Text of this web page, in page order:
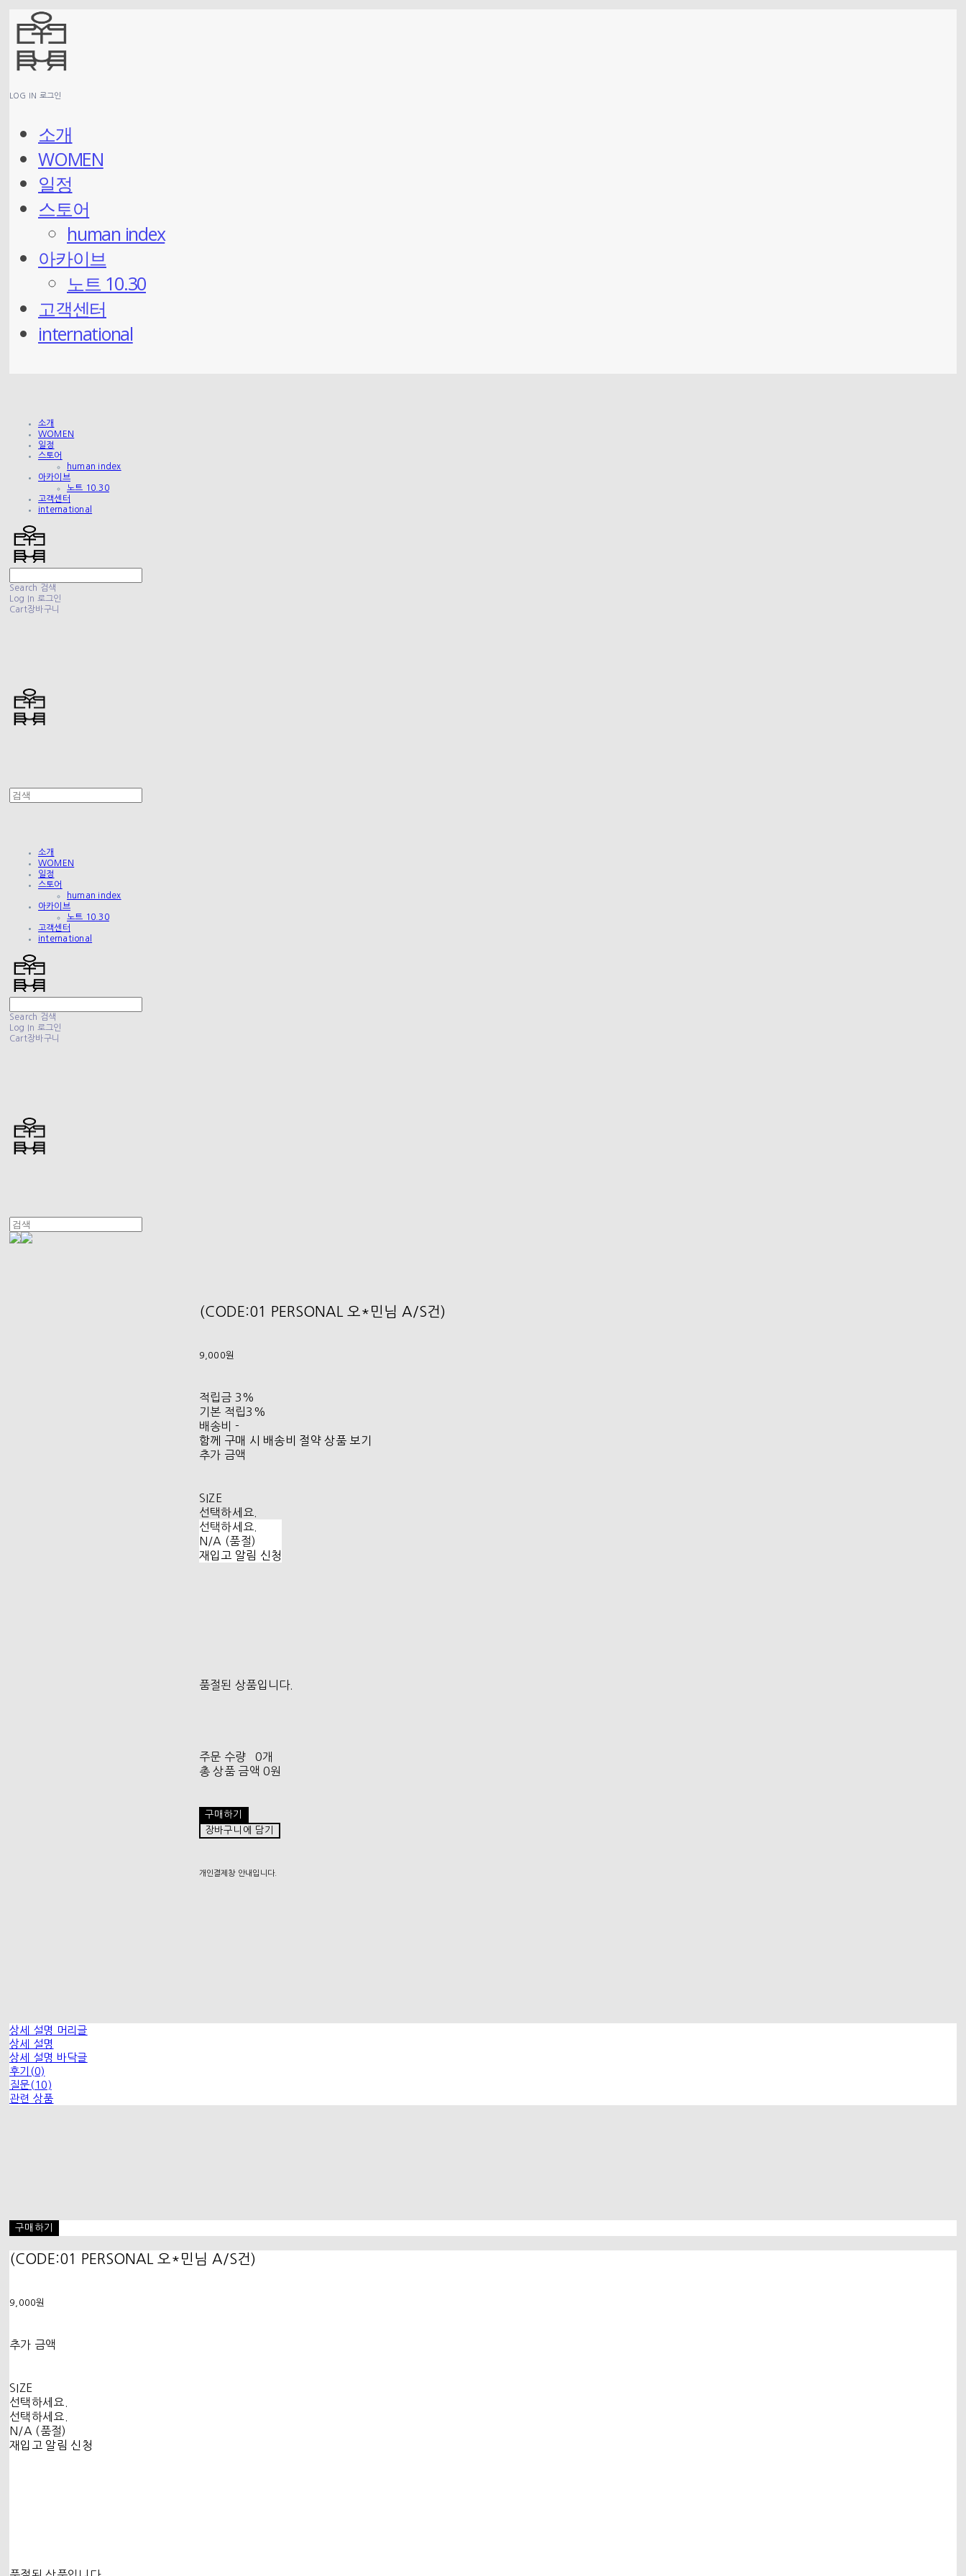
LOG IN 로그인
소개
WOMEN
일정
스토어
human index
아카이브
노트 10.30
고객센터
international
소개
WOMEN
일정
스토어
human index
아카이브
노트 10.30
고객센터
international
Search 검색
Log In 로그인
Cart장바구니
소개
WOMEN
일정
스토어
human index
아카이브
노트 10.30
고객센터
international
Search 검색
Log In 로그인
Cart장바구니
(CODE:01 PERSONAL 오*민님 A/S건)
9,000원
적립금 3%
기본 적립3%
배송비 -
함께 구매 시 배송비 절약 상품 보기
추가 금액
SIZE
선택하세요.
선택하세요.
N/A (품절)
재입고 알림 신청
품절된 상품입니다.
주문 수량
0개
총 상품 금액 0원
구매하기
장바구니에 담기
개인결제창 안내입니다.
상세 설명 머리글
상세 설명
상세 설명 바닥글
후기(0)
질문(10)
관련 상품
구매하기
(CODE:01 PERSONAL 오*민님 A/S건)
9,000원
추가 금액
SIZE
선택하세요.
선택하세요.
N/A (품절)
재입고 알림 신청